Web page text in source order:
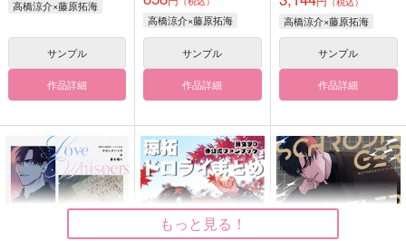
高橋涼介×藤原拓海
サンプル
作品詳細
高橋涼介×藤原拓海
サンプル
作品詳細
高橋涼介×藤原拓海
サンプル
作品詳細
もっと見る！